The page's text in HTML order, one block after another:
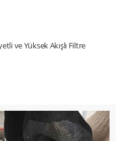
ve Yüksek Akışlı Filtre